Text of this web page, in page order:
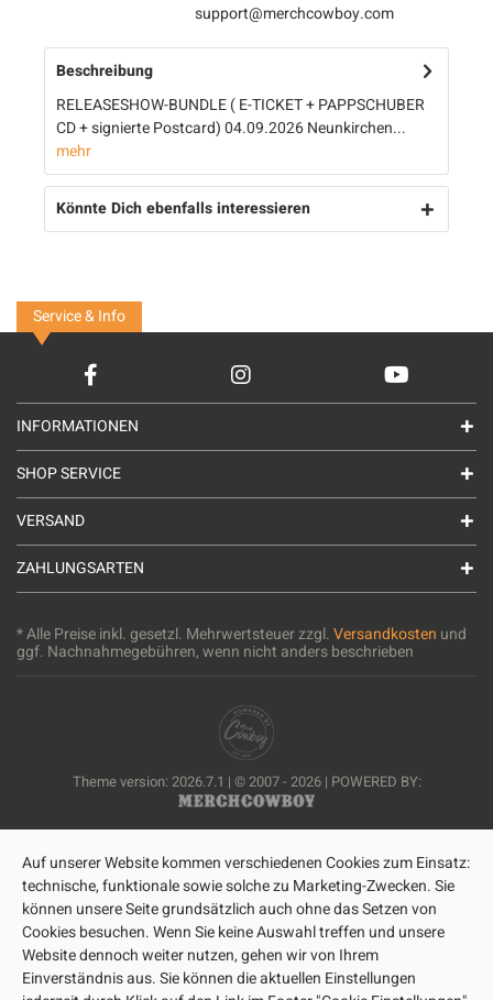
support@merchcowboy.com
Beschreibung
RELEASESHOW-BUNDLE ( E-TICKET + PAPPSCHUBER
CD + signierte Postcard) 04.09.2026 Neunkirchen...
mehr
Könnte Dich ebenfalls interessieren
Service & Info
INFORMATIONEN
SHOP SERVICE
VERSAND
ZAHLUNGSARTEN
* Alle Preise inkl. gesetzl. Mehrwertsteuer zzgl.Versandkosten und
ggf. Nachnahmegebühren, wenn nicht anders beschrieben
Theme version: 2026.7.1 | © 2007 - 2026 | POWERED BY:
Auf unserer Website kommen verschiedenen Cookies zum Einsatz:
technische, funktionale sowie solche zu Marketing-Zwecken. Sie
können unsere Seite grundsätzlich auch ohne das Setzen von
Cookies besuchen. Wenn Sie keine Auswahl treffen und unsere
Website dennoch weiter nutzen, gehen wir von Ihrem
Einverständnis aus. Sie können die aktuellen Einstellungen